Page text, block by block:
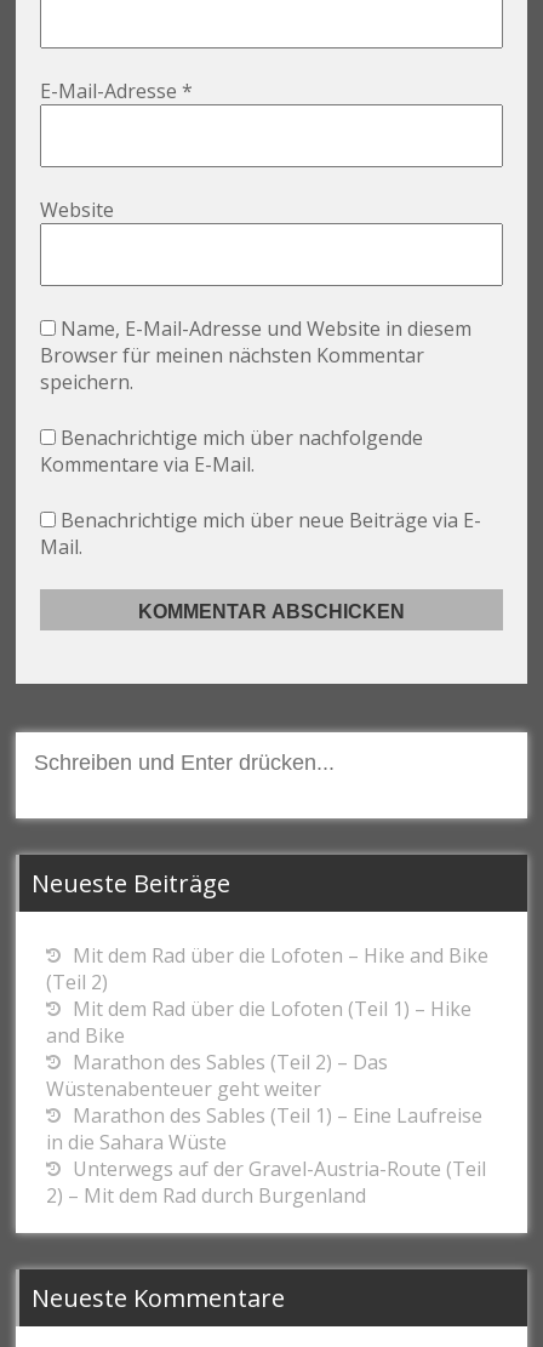
E-Mail-Adresse*
Website
Name, E-Mail-Adresse und Website in diesem
Browser für meinen nächsten Kommentar
speichern.
Benachrichtige mich über nachfolgende
Kommentare via E-Mail.
Benachrichtige mich über neue Beiträge via E-
Mail.
nach:
Neueste Beiträge
Mit dem Rad über die Lofoten – Hike and Bike
(Teil 2)
Mit dem Rad über die Lofoten (Teil 1) – Hike
and Bike
Marathon des Sables (Teil 2) – Das
Wüstenabenteuer geht weiter
Marathon des Sables (Teil 1) – Eine Laufreise
in die Sahara Wüste
Unterwegs auf der Gravel-Austria-Route (Teil
2) – Mit dem Rad durch Burgenland
Neueste Kommentare